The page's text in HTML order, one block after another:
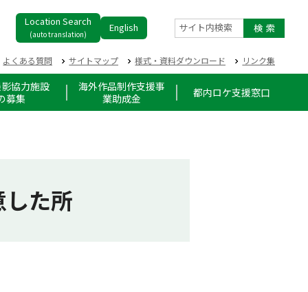
Location Search
(auto translation)
English サイト内検索
よくある質問 サイトマップ 様式・資料ダウンロード リンク集
協力施設
募集
海外作品制作支援事
業助成金
都内ロケ支援窓口
た所